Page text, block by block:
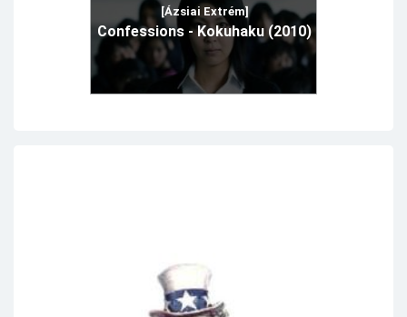
[Ázsiai Extrém]
Confessions - Kokuhaku (2010)